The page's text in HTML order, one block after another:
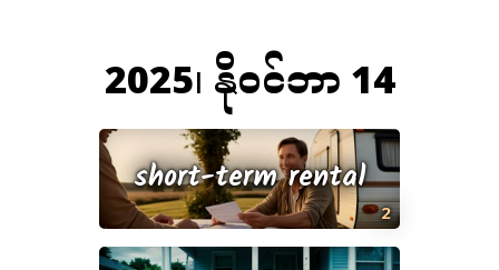
2025၊ နိုဝင်ဘာ 14
2
short-term rental